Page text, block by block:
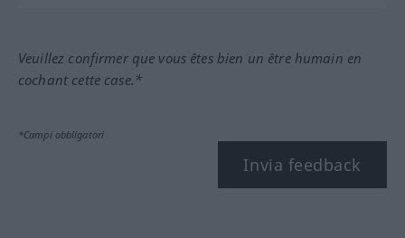
Veuillez confirmer que vous êtes bien un être humain en
cochant cette case.*
*Campi obbligatori
Invia feedback